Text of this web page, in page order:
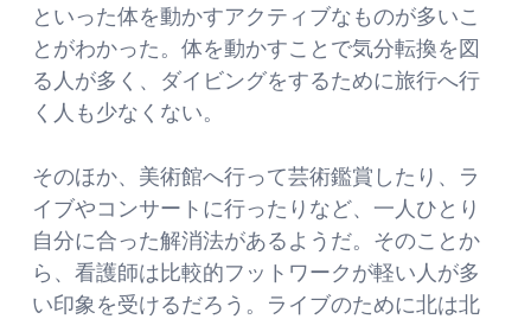
といった体を動かすアクティブなものが多いこ
とがわかった。体を動かすことで気分転換を図
る人が多く、ダイビングをするために旅行へ行
く人も少なくない。
そのほか、美術館へ行って芸術鑑賞したり、ラ
イブやコンサートに行ったりなど、一人ひとり
自分に合った解消法があるようだ。そのことか
ら、看護師は比較的フットワークが軽い人が多
い印象を受けるだろう。ライブのために北は北